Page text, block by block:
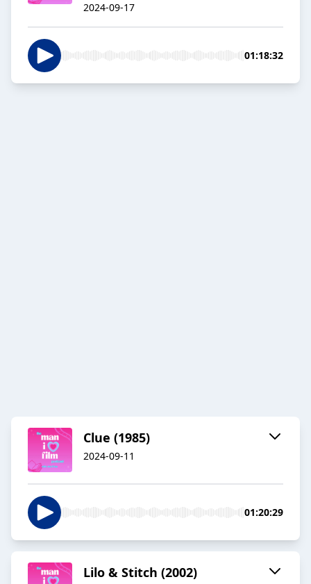
2024-09-17
01:18:32
Clue (1985)
2024-09-11
01:20:29
Lilo & Stitch (2002)